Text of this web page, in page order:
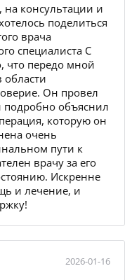
на консультации и
поделиться
врача
специалиста С
что передо мной
Он провел
подробно объяснил
которую он
очень
пути к
врачу за его
Искренне
и лечение, и
2026-01-16